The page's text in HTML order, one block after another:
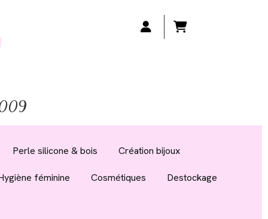
Perle silicone & bois Création bijoux
féminine Cosmétiques Destockage